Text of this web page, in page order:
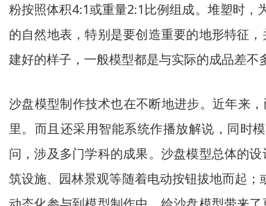
粉按照体积4∶1或重量2∶1比例组成。堆塑时
的自然地表，特别是要创造重要的地形特征
建好的样子，一般模型都是与实际的成品差不
沙盘模型制作技术也在不断地进步。近年来
里。而且还采用智能系统作播放解说，同时
问，涉及多门学科的成果。沙盘模型总体的
筑设施、园林景观等随着电动按钮拔地而起